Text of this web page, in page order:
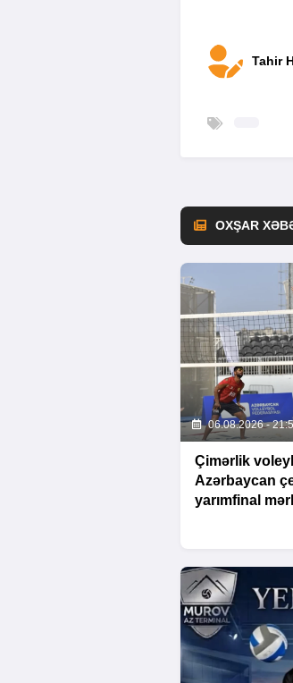
Tahir
OXŞAR
06.08.2026 -
Çimərlik
Azərbaycan
yarımfinal